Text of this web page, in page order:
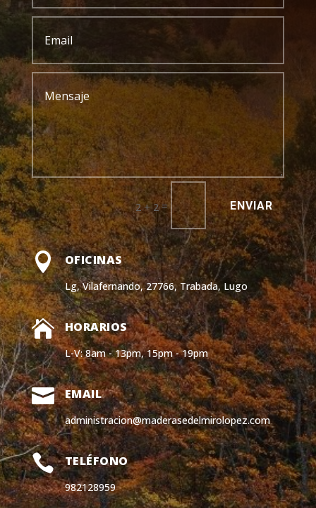
2 + 2= ENVIAR
 OFICINAS
Lg, Vilafernando, 27766, Trabada, Lugo
 HORARIOS
L-V: 8am - 13pm, 15pm - 19pm
 EMAIL
administracion@maderasedelmirolopez.com
 TELÉFONO
982128959